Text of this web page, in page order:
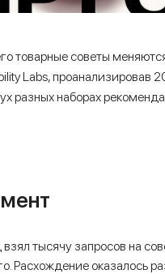
товарные советы
Labs, проанализировав
разных наборах
тысячу запросов на
Расхождение оказалось